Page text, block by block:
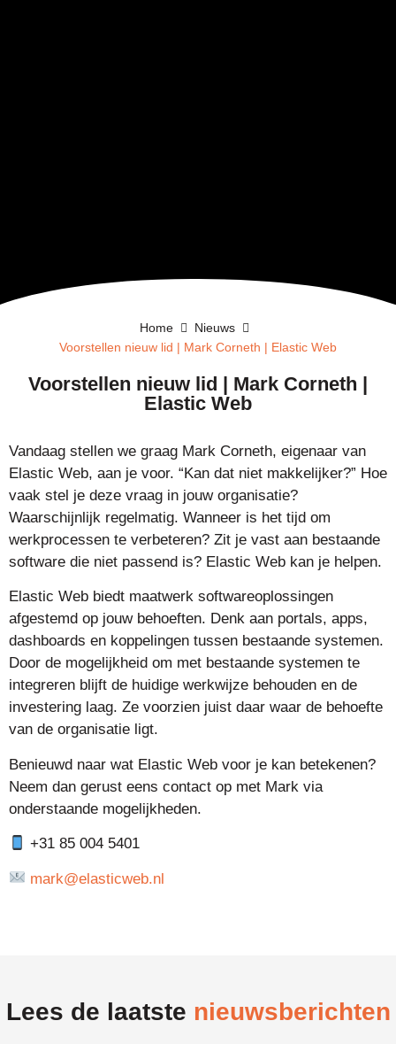
Home
Nieuws
Voorstellen nieuw lid | Mark Corneth | Elastic Web
Voorstellen nieuw lid | Mark Corneth |
Elastic Web
Vandaag stellen we graag Mark Corneth, eigenaar van
Elastic Web, aan je voor. “Kan dat niet makkelijker?” Hoe
vaak stel je deze vraag in jouw organisatie?
Waarschijnlijk regelmatig. Wanneer is het tijd om
werkprocessen te verbeteren? Zit je vast aan bestaande
software die niet passend is? Elastic Web kan je helpen.
Elastic Web biedt maatwerk softwareoplossingen
afgestemd op jouw behoeften. Denk aan portals, apps,
dashboards en koppelingen tussen bestaande systemen.
Door de mogelijkheid om met bestaande systemen te
integreren blijft de huidige werkwijze behouden en de
investering laag. Ze voorzien juist daar waar de behoefte
van de organisatie ligt.
Benieuwd naar wat Elastic Web voor je kan betekenen?
Neem dan gerust eens contact op met Mark via
onderstaande mogelijkheden.
+31 85 004 5401
mark@elasticweb.nl
Lees de laatste nieuwsberichten